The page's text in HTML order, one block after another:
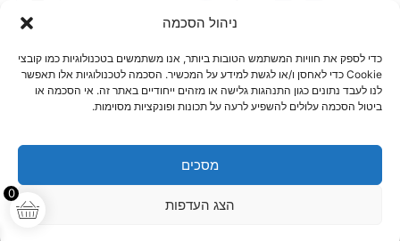
ניהול הסכמה
כדי לספק את חוויות המשתמש הטובות ביותר, אנו משתמשים בטכנולוגיות כמו קובצי
Cookie כדי לאחסן ו/או לגשת למידע על המכשיר. הסכמה לטכנולוגיות אלו תאפשר
לנו לעבד נתונים כגון התנהגות גלישה או מזהים ייחודיים באתר זה. אי הסכמה או
ביטול הסכמה עלולים להשפיע לרעה על תכונות ופונקציות מסוימות.
מסכים
הצג העדפות
0
סניף מגדל
האלה 19
ימי שישי
וערבי חג:
8:30-
15:00
תקנון אתרשלום דיגיטל קידום אורגני מקצועי